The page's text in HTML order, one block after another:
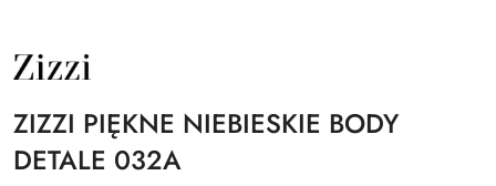
NAZWA
PRODUCENTA:
ZIZZI PIĘKNE NIEBIESKIE BODY
DETALE 032A